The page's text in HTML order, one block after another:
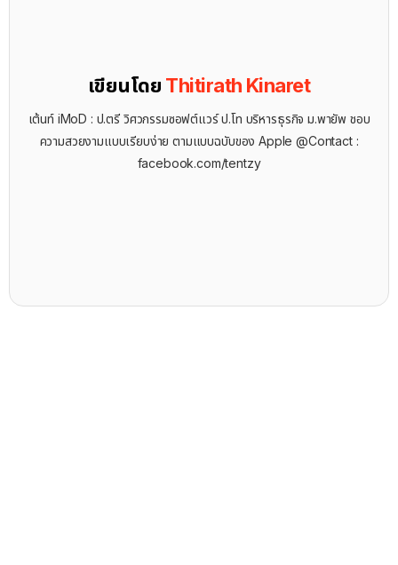
เขียนโดย Thitirath Kinaret
เต้นท์ iMoD : ป.ตรี วิศวกรรมซอฟต์แวร์ ป.โท บริหารธุรกิจ ม.พายัพ ชอบ
ความสวยงามแบบเรียบง่าย ตามแบบฉบับของ Apple @Contact :
facebook.com/tentzy